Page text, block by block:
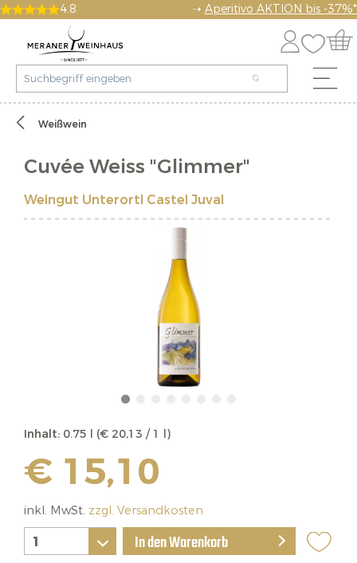
4.8 ➝ Aperitivo AKTION bis -37%*
Weißwein
Cuvée Weiss "Glimmer"
Weingut Unterortl Castel Juval
Inhalt: 0.75 l (€ 20,13 / 1 l)
€ 15,10
inkl. MwSt. zzgl. Versandkosten
In den Warenkorb